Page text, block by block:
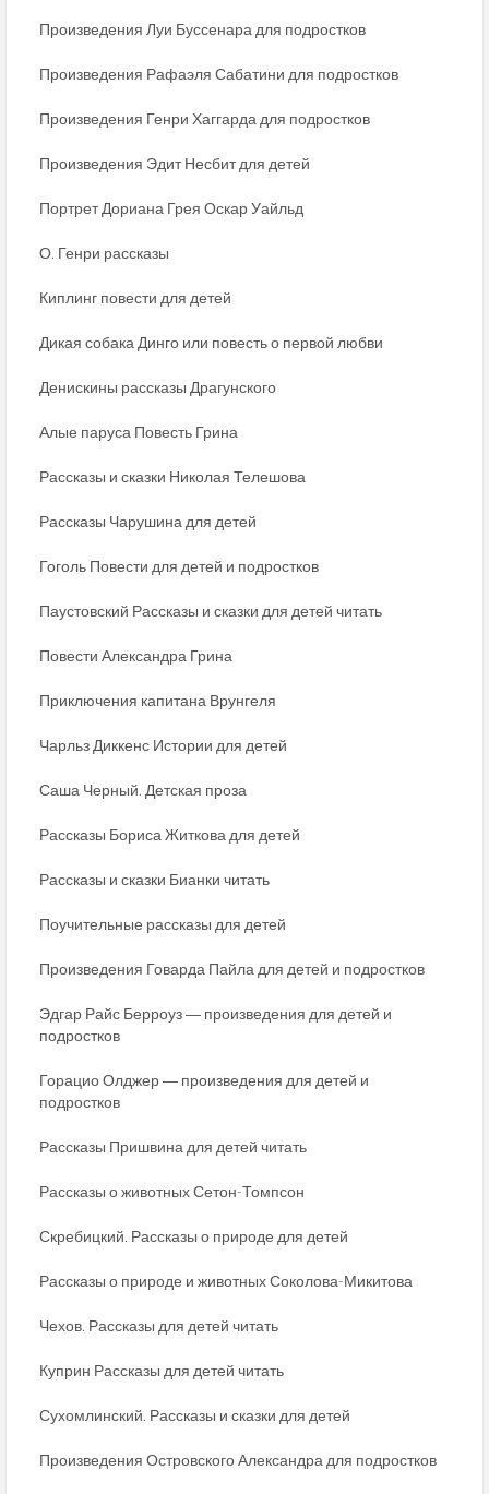
Произведения Луи Буссенара для подростков
Произведения Рафаэля Сабатини для подростков
Произведения Генри Хаггарда для подростков
Произведения Эдит Несбит для детей
Портрет Дориана Грея Оскар Уайльд
О. Генри рассказы
Киплинг повести для детей
Дикая собака Динго или повесть о первой любви
Денискины рассказы Драгунского
Алые паруса Повесть Грина
Рассказы и сказки Николая Телешова
Рассказы Чарушина для детей
Гоголь Повести для детей и подростков
Паустовский Рассказы и сказки для детей читать
Повести Александра Грина
Приключения капитана Врунгеля
Чарльз Диккенс Истории для детей
Саша Черный. Детская проза
Рассказы Бориса Житкова для детей
Рассказы и сказки Бианки читать
Поучительные рассказы для детей
Произведения Говарда Пайла для детей и подростков
Эдгар Райс Берроуз ― произведения для детей и
подростков
Горацио Олджер ― произведения для детей и
подростков
Рассказы Пришвина для детей читать
Рассказы о животных Сетон-Томпсон
Скребицкий. Рассказы о природе для детей
Рассказы о природе и животных Соколова-Микитова
Чехов. Рассказы для детей читать
Куприн Рассказы для детей читать
Сухомлинский. Рассказы и сказки для детей
Произведения Островского Александра для подростков